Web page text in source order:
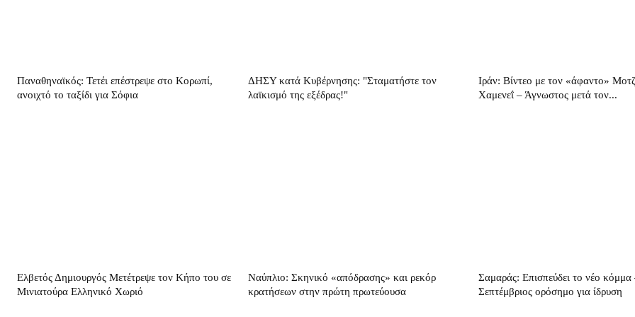
Παναθηναϊκός: Τετέι επέστρεψε στο Κορωπί,
ανοιχτό το ταξίδι για Σόφια
ΔΗΣΥ κατά Κυβέρνησης: "Σταματήστε τον
λαϊκισμό της εξέδρας!"
Ιράν: Βίντεο με τον «άφαντο»
Χαμενεΐ – Άγνωστος μετά τον...
Ελβετός Δημιουργός Μετέτρεψε τον Κήπο του σε
Μινιατούρα Ελληνικό Χωριό
Ναύπλιο: Σκηνικό «απόδρασης» και ρεκόρ
κρατήσεων στην πρώτη πρωτεύουσα
Σαμαράς: Επισπεύδει το νέο κόμμα
Σεπτέμβριος ορόσημο για ίδρυση